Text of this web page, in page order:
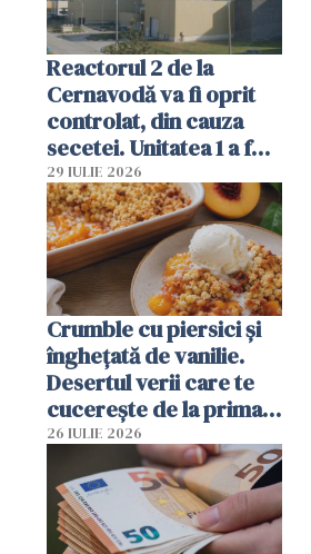
Reactorul 2 de la
Cernavodă va fi oprit
controlat, din cauza
secetei. Unitatea 1 a fost
deja oprită
29 IULIE 2026
Crumble cu piersici și
înghețată de vanilie.
Desertul verii care te
cucerește de la prima
lingură
26 IULIE 2026